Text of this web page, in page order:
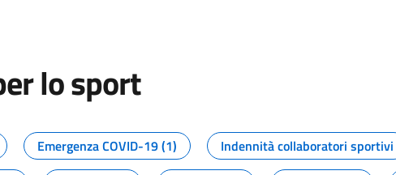
lo sport
dal Dipartimento per lo sport
Emergenza COVID-19 (1) Indennità collaboratori sportivi